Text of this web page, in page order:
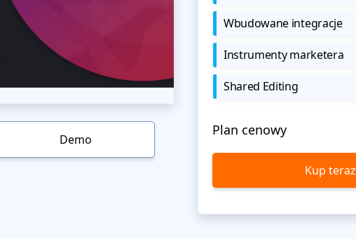
Demo
Wbudowane integracje
Instrumenty marketera
Shared Editing
Plan cenowy
Kup teraz